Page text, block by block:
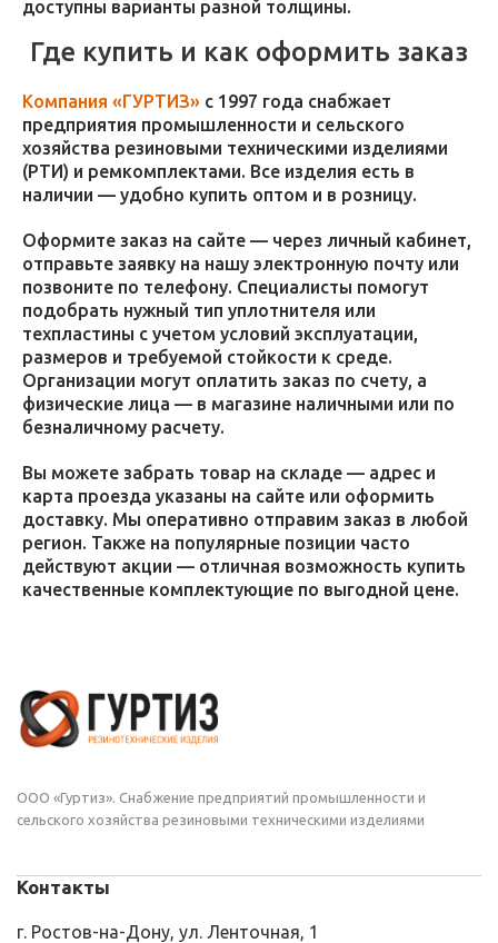
доступны варианты разной толщины.
Где купить и как оформить заказ
Компания «ГУРТИЗ» с 1997 года снабжает
предприятия промышленности и сельского
хозяйства резиновыми техническими изделиями
(РТИ) и ремкомплектами. Все изделия есть в
наличии — удобно купить оптом и в розницу.
Оформите заказ на сайте — через личный кабинет,
отправьте заявку на нашу электронную почту или
позвоните по телефону. Специалисты помогут
подобрать нужный тип уплотнителя или
техпластины с учетом условий эксплуатации,
размеров и требуемой стойкости к среде.
Организации могут оплатить заказ по счету, а
физические лица — в магазине наличными или по
безналичному расчету.
Вы можете забрать товар на складе — адрес и
карта проезда указаны на сайте или оформить
доставку. Мы оперативно отправим заказ в любой
регион. Также на популярные позиции часто
действуют акции — отличная возможность купить
качественные комплектующие по выгодной цене.
ООО «Гуртиз». Снабжение предприятий промышленности и
сельского хозяйства резиновыми техническими изделиями
Контакты
г. Ростов-на-Дону, ул. Ленточная, 1